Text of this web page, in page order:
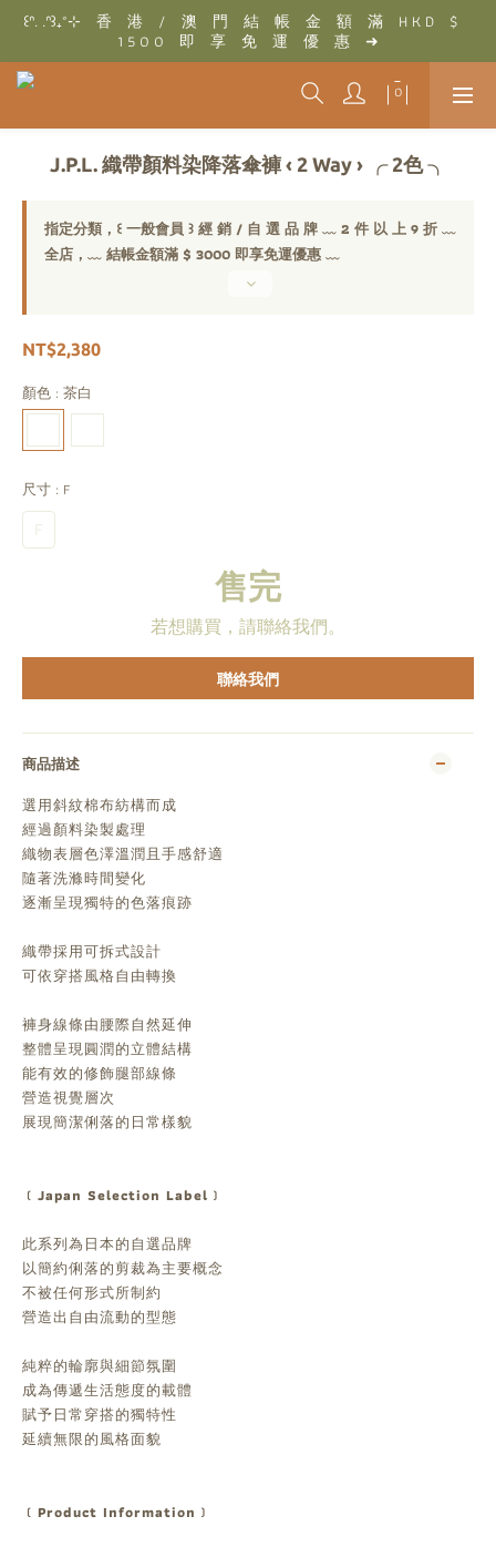
꒰ᐢ. .ᐢ꒱₊˚⊹　結　帳　金　額　滿　T W D　$　3 0 0 0　即　享
免　運　優　惠　➜
꒰ᐢ. .ᐢ꒱₊˚⊹　香　港　/　澳　門　結　帳　金　額　滿　H K D　$
1 5 0 0　即　享　免　運　優　惠　➜
꒰ᐢ. .ᐢ꒱₊˚⊹　結　帳　金　額　滿　T W D　$　3 0 0 0　即　享
免　運　優　惠　➜
J.P.L. 織帶顏料染降落傘褲 ‹ 2 Way › ╭ 2色 ╮
指定分類，꒰ 一般會員 ꒱ 經 銷 / 自 選 品 牌 ﹏ 2 件 以 上 9 折 ﹏
全店，﹏ 結帳金額滿 $ 3000 即享免運優惠 ﹏
NT$2,380
顏色 : 茶白
尺寸 : F
F
售完
若想購買，請聯絡我們。
聯絡我們
商品描述
選用斜紋棉布紡構而成
經過顏料染製處理
織物表層色澤溫潤且手感舒適
隨著洗滌時間變化
逐漸呈現獨特的色落痕跡
織帶採用可拆式設計
可依穿搭風格自由轉換
褲身線條由腰際自然延伸
整體呈現圓潤的立體結構
能有效的修飾腿部線條
營造視覺層次
展現簡潔俐落的日常樣貌
﹝Japan Selection Label﹞
此系列為日本的自選品牌
以簡約俐落的剪裁為主要概念
不被任何形式所制約
營造出自由流動的型態
純粹的輪廓與細節氛圍
成為傳遞生活態度的載體
賦予日常穿搭的獨特性
延續無限的風格面貌
﹝Product Information﹞